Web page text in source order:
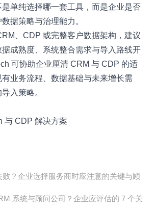
单纯选择哪一套工具，而是企业是否
据策略与治理能力。
、CDP 或完整客户数据架构，建议
成熟度、系统整合需求与导入路线开
可协助企业厘清 CRM 与 CDP 的适
业务流程、数据基础与未来增长需
入策略。
与 CDP 解决方案
？企业选择服务商时应注意的关键与顾
系统与顾问公司？企业应评估的 7 个关